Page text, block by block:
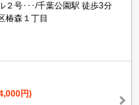
２号･･･/千葉公園駅 徒歩3分
椿森１丁目
円)